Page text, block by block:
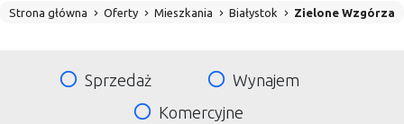
Strona główna Oferty Mieszkania Białystok Zielone Wzgórza
Sprzedaż
Wynajem
Komercyjne